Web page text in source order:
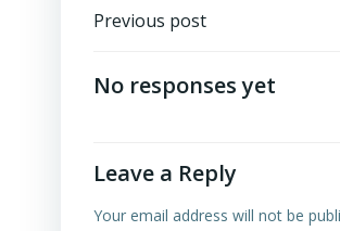
Post
navigation
Previous post
No responses yet
Leave a Reply
Your email address will not be